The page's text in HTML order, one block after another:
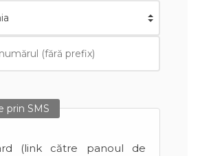
prin SMS
(link către panoul de